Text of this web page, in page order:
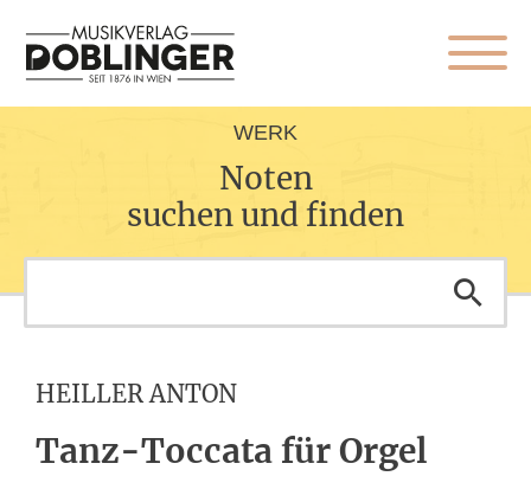
WERK
Noten
suchen und finden
HEILLER ANTON
Tanz-Toccata für Orgel